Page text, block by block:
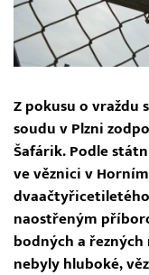
Z pokusu o vraždu
soudu v Plzni
Šafárik. Podle
ve věznici v
naostřeným
bodných a řezných
nebyly hluboké,